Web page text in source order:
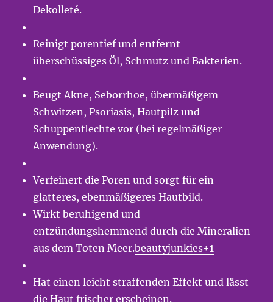
Dekolleté.
Reinigt porentief und entfernt
überschüssiges Öl, Schmutz und Bakterien.
Beugt Akne, Seborrhoe, übermäßigem
Schwitzen, Psoriasis, Hautpilz und
Schuppenflechte vor (bei regelmäßiger
Anwendung).
Verfeinert die Poren und sorgt für ein
glatteres, ebenmäßigeres Hautbild.
Wirkt beruhigend und
entzündungshemmend durch die Mineralien
aus dem Toten Meer.beautyjunkies+1
Hat einen leicht straffenden Effekt und lässt
die Haut frischer erscheinen.